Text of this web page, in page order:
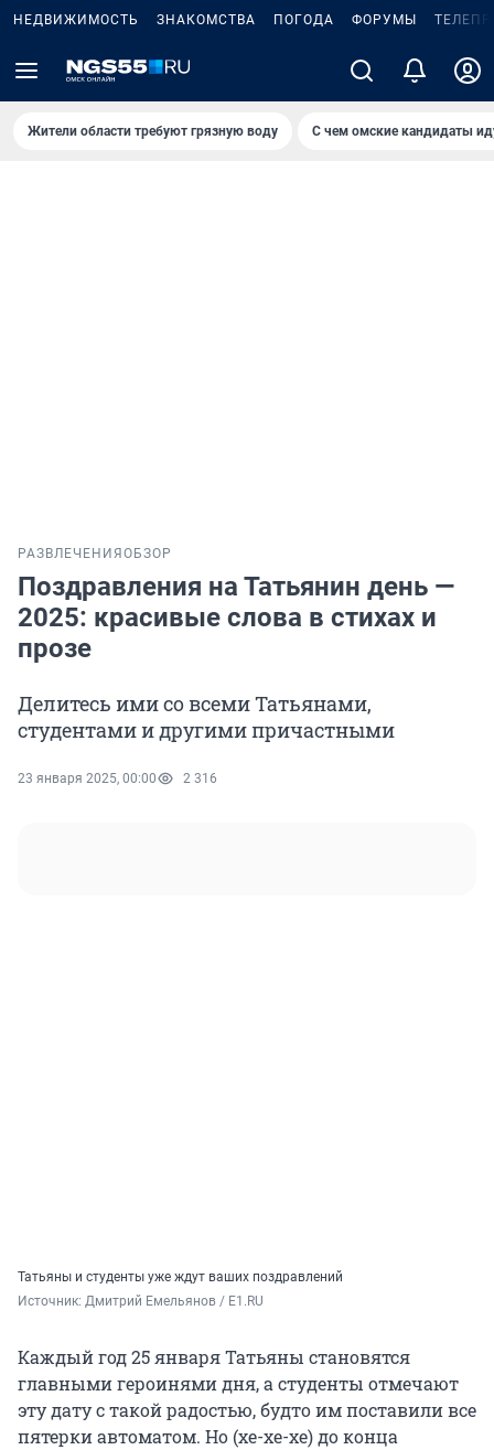
НЕДВИЖИМОСТЬ ЗНАКОМСТВА ПОГОДА ФОРУМЫ
Жители области требуют грязную воду С чем омские кандидаты
РАЗВЛЕЧЕНИЯ ОБЗОР
Поздравления на Татьянин день —
2025: красивые слова в стихах и
прозе
Делитесь ими со всеми Татьянами,
студентами и другими причастными
23 января 2025, 00:00 2 316
Татьяны и студенты уже ждут ваших поздравлений
Источник: Дмитрий Емельянов / E1.RU
Каждый год 25 января Татьяны становятся
главными героинями дня, а студенты отмечают
эту дату с такой радостью, будто им поставили все
пятерки автоматом. Но (хе-хе-хе) до конца